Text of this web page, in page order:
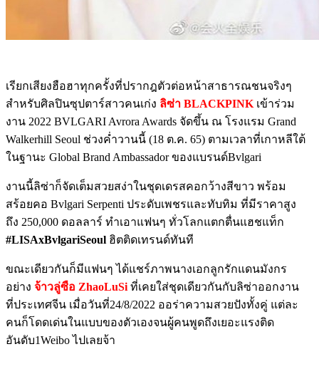
เรียกเสียงฮือฮาทุกครั้งที่ปรากฎตัวต่อหน้าสาธารณชนจริงๆ
สำหรับศิลปินซุปตาร์สาวคนเก่ง ลิซ่า BLACKPINK เข้าร่วม
งาน 2022 BVLGARI Avrora Awards จัดขึ้น ณ โรงแรม Grand
Walkerhill Seoul ช่วงค่ำวานนี้ (18 ต.ค. 65) ตามเวลาที่เกาหลีใต้
ในฐานะ Global Brand Ambassador ของแบรนด์Bvlgari
งานนี้ลิซ่าก็จัดเต็มสวยสง่าในชุดเดรสคอกว้างสีขาว พร้อม
สร้อยคอ Bvlgari Serpenti ประดับเพชรและทับทิม ที่มีราคาสูง
ถึง 250,000 ดอลลาร์ ทำเอาแฟนๆ ทั่วโลกแตกตื่นแฮชแท็ก
#LISAxBvlgariSeoul ฮิตติดเทรนด์ทันที
ขณะเดียวกันก็มีแฟนๆ ได้แชร์ภาพนางเอกลูกรักแดนมังกร
อย่าง จ้าวลู่ซือ​ ZhaoLuSi ที่เคยใส่ชุดเดียวกันกับลิซ่าออกงาน
ที่ประเทศจีน เมื่อวันที่24/8/2022 ออร่าความสวยปังทั้งคู่ แต่ละ
คนก็โดดเด่นในแบบของตัวเองจนผู้คนพูดถึงเยอะแรงติด
อันดับ1Weibo ไปเลยจ้า